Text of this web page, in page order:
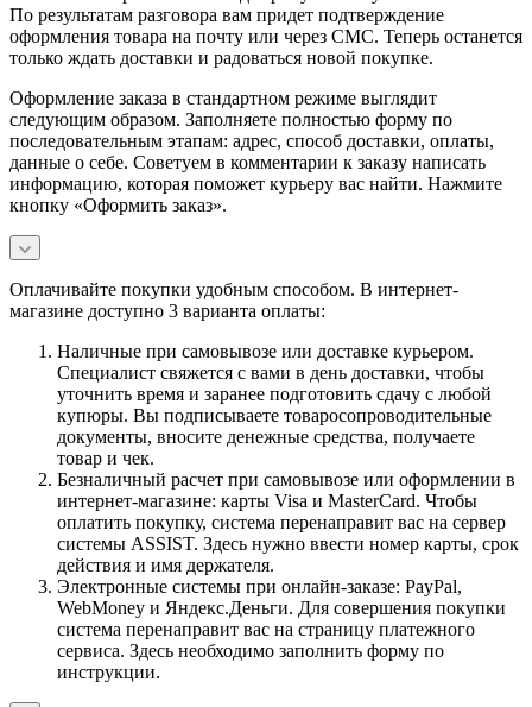
По результатам разговора вам придет подтверждение
оформления товара на почту или через СМС. Теперь останется
только ждать доставки и радоваться новой покупке.
Оформление заказа в стандартном режиме выглядит
следующим образом. Заполняете полностью форму по
последовательным этапам: адрес, способ доставки, оплаты,
данные о себе. Советуем в комментарии к заказу написать
информацию, которая поможет курьеру вас найти. Нажмите
кнопку «Оформить заказ».
Оплачивайте покупки удобным способом. В интернет-
магазине доступно 3 варианта оплаты:
Наличные при самовывозе или доставке курьером.
Специалист свяжется с вами в день доставки, чтобы
уточнить время и заранее подготовить сдачу с любой
купюры. Вы подписываете товаросопроводительные
документы, вносите денежные средства, получаете
товар и чек.
Безналичный расчет при самовывозе или оформлении в
интернет-магазине: карты Visa и MasterCard. Чтобы
оплатить покупку, система перенаправит вас на сервер
системы ASSIST. Здесь нужно ввести номер карты, срок
действия и имя держателя.
Электронные системы при онлайн-заказе: PayPal,
WebMoney и Яндекс.Деньги. Для совершения покупки
система перенаправит вас на страницу платежного
сервиса. Здесь необходимо заполнить форму по
инструкции.